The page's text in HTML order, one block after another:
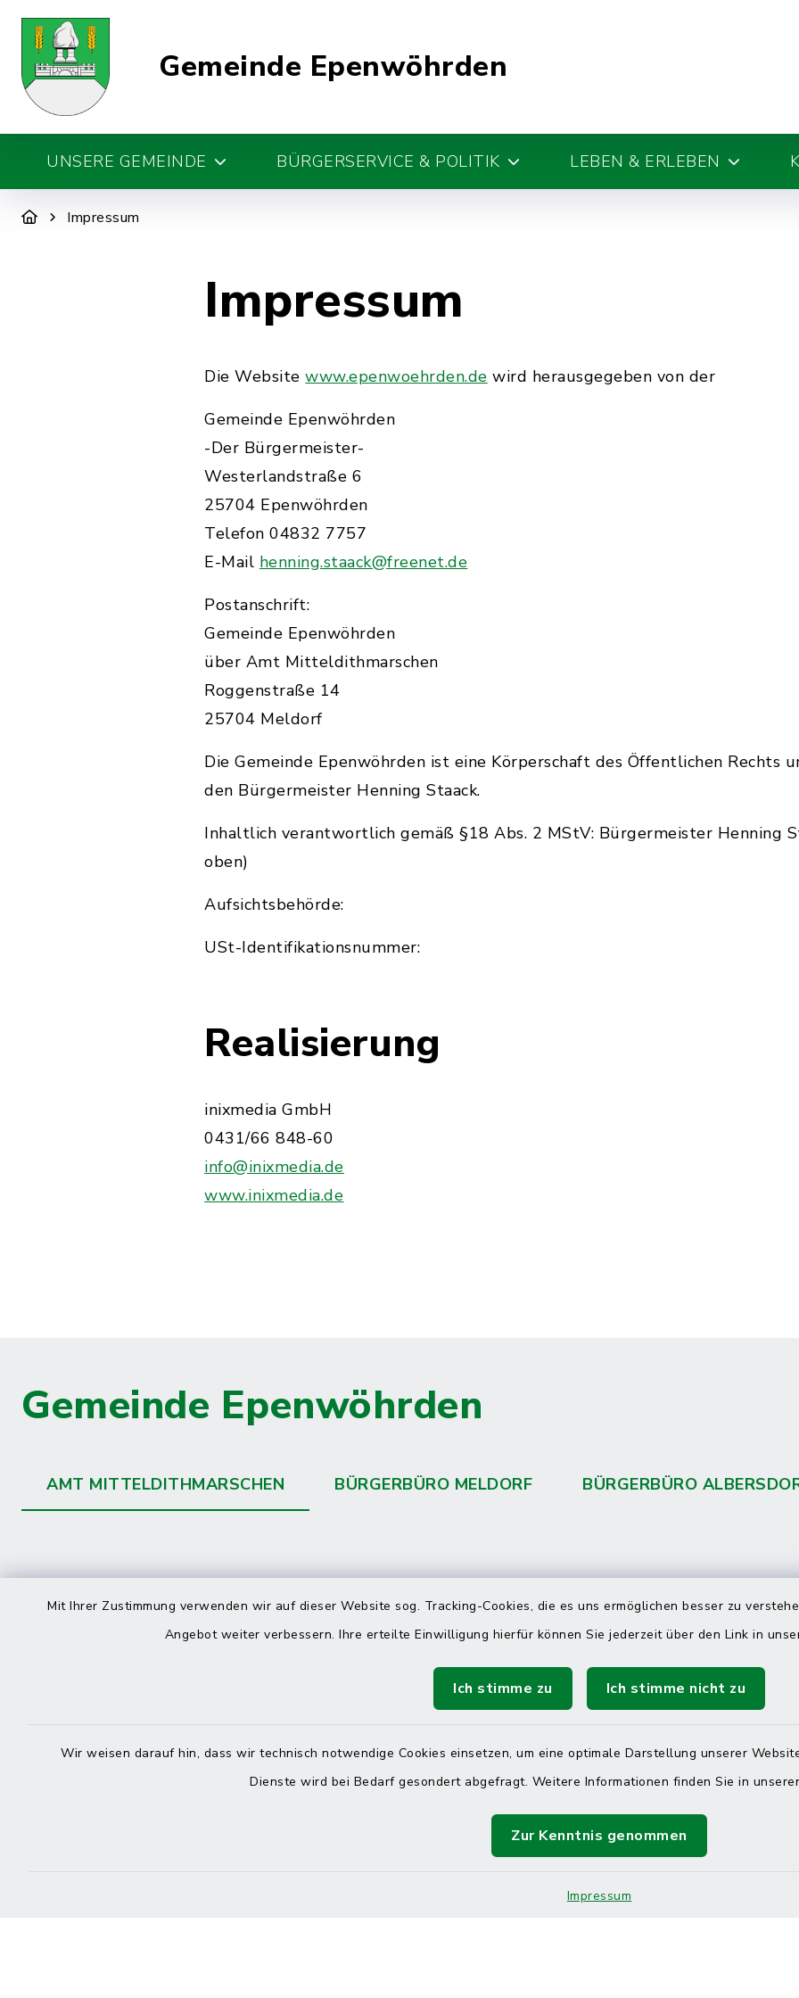
Mit Ihrer Zustimmung verwenden wir auf dieser Website sog. Tracking-Cookies, die es uns ermöglichen besser zu
Angebot weiter verbessern. Ihre erteilte Einwilligung hierfür können Sie jederzeit über den Link in
Ich stimme zu Ich stimme nicht zu
Wir weisen darauf hin, dass wir technisch notwendige Cookies einsetzen, um eine optimale Darstellung unserer
Dienste wird bei Bedarf gesondert abgefragt. Weitere Informationen finden Sie in
Zur Kenntnis genommen
Impressum
Gemeinde Epenwöhrden
UNSERE GEMEINDE BÜRGERSERVICE & POLITIK LEBEN & ERLEBEN
Impressum
Impressum
Die Websitewww.epenwoehrden.de wird herausgegeben von der
Gemeinde Epenwöhrden
-Der Bürgermeister-
Westerlandstraße 6
25704 Epenwöhrden
Telefon 04832 7757
E-Mail henning.staack@freenet.de
Postanschrift:
Gemeinde Epenwöhrden
über Amt Mitteldithmarschen
Roggenstraße 14
25704 Meldorf
Die Gemeinde Epenwöhrden ist eine Körperschaft des Öffentlichen Rechts
den Bürgermeister Henning Staack.
Inhaltlich verantwortlich gemäß §18 Abs. 2 MStV: Bürgermeister Henning
oben)
Aufsichtsbehörde:
USt-Identifikationsnummer:
Realisierung
inixmedia GmbH
0431/66 848-60
info@inixmedia.de
www.inixmedia.de
Gemeinde Epenwöhrden
AMT MITTELDITHMARSCHEN BÜRGERBÜRO MELDORF BÜRGERBÜRO
Kontakt
04832 6065-215
direkte telefonische Erreichbarkeit per
Durchwahl
Montag - Donnerstag
08:00 Uhr – 12:00 Uhr
14:00 Uhr – 16:00 Uhr
Freitag
08:00 Uhr – 12:00 Uhr
Online-Terminvereinbarung
Haben Sie ein dringendes Anliegen, finden aber online
keinen zeitnahen Termin? Rufen Sie uns gerne unter der